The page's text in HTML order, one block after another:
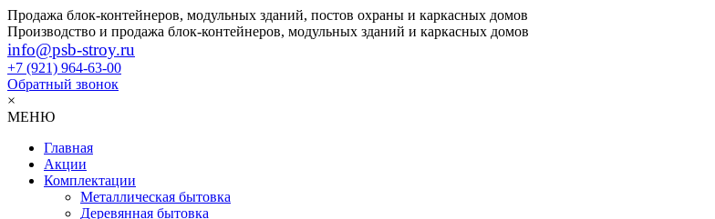
Продажа блок-контейнеров, модульных зданий, постов охраны и каркасных домов
Производство и продажа блок-контейнеров, модульных зданий и каркасных домов
info@psb-stroy.ru
+7 (921) 964-63-00
Обратный звонок
×
МЕНЮ
Главная
Акции
Комплектации
Металлическая бытовка
Деревянная бытовка